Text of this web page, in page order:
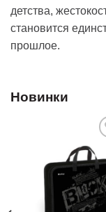
детства,
становится
прошлое.
Новинки
в